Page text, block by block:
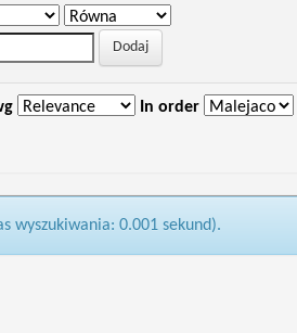
In order
wyszukiwania: 0.001 sekund).